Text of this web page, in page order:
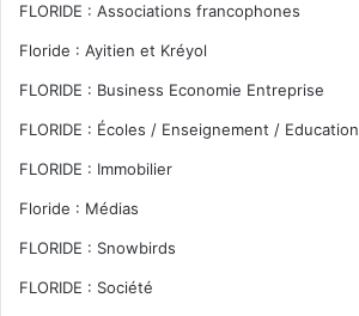
FLORIDE : Associations francophones
Floride : Ayitien et Kréyol
FLORIDE : Business Economie Entreprise
FLORIDE : Écoles / Enseignement / Education
FLORIDE : Immobilier
Floride : Médias
FLORIDE : Snowbirds
FLORIDE : Société